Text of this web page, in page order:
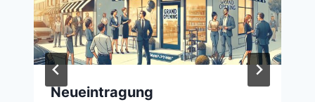
Neueintragung